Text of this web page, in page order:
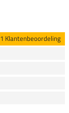
1 Klantenbeoordeling